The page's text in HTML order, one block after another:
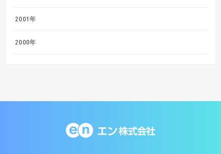
2001年
2000年